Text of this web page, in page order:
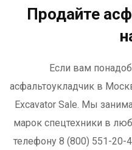
Продайте
Если вам
асфальтоукладчик в
Excavator Sale. Мы
марок спецтехники в
телефону 8 (800) 551-20-